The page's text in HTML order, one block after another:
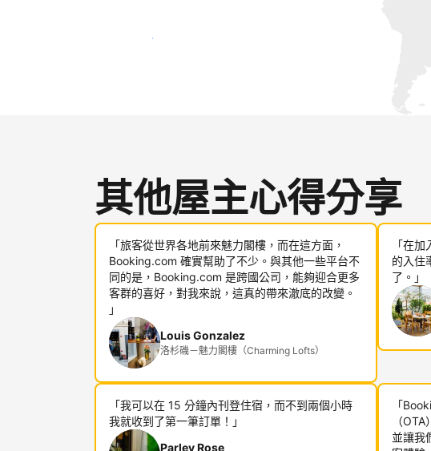
立即接觸新住客
其他屋主心得分享
「旅客從世界各地前來魅力閣樓，而在這方面，
Booking.com 確實幫助了不少。與其他一些平台不
同的是，Booking.com 是跨國公司，能夠迎合更多
客群的喜好，對我來說，這真的帶來澈底的改變。
」
Louis Gonzalez
洛杉磯－魅力閣樓（Charming Lofts）
「在
的入住
了。」
「我可以在 15 分鐘內刊登住宿，而不到兩個小時
我就收到了第一筆訂單！」
Parley Rose
「
（
並讓我